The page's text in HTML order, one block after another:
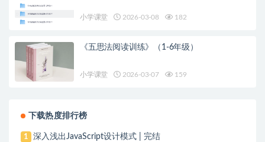
小学课堂 2026-03-08 182
《五思法阅读训练》（1-6年级）
小学课堂 2026-03-07 159
下载热度排行榜
1 深入浅出JavaScript设计模式 | 完结